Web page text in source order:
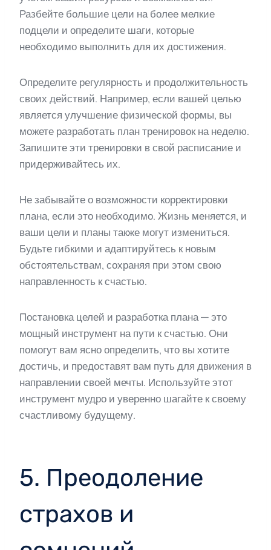
Разбейте большие цели на более мелкие
подцели и определите шаги, которые
необходимо выполнить для их достижения.
Определите регулярность и продолжительность
своих действий. Например, если вашей целью
является улучшение физической формы, вы
можете разработать план тренировок на неделю.
Запишите эти тренировки в свой расписание и
придерживайтесь их.
Не забывайте о возможности корректировки
плана, если это необходимо. Жизнь меняется, и
ваши цели и планы также могут измениться.
Будьте гибкими и адаптируйтесь к новым
обстоятельствам, сохраняя при этом свою
направленность к счастью.
Постановка целей и разработка плана — это
мощный инструмент на пути к счастью. Они
помогут вам ясно определить, что вы хотите
достичь, и предоставят вам путь для движения в
направлении своей мечты. Используйте этот
инструмент мудро и уверенно шагайте к своему
счастливому будущему.
5. Преодоление
страхов и